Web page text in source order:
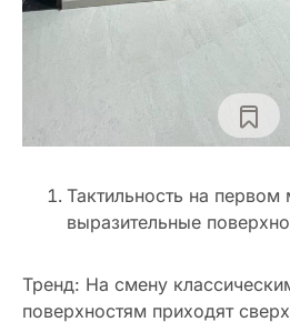
Тактильность на первом
выразительные
Тренд: На смену
поверхностям приходят